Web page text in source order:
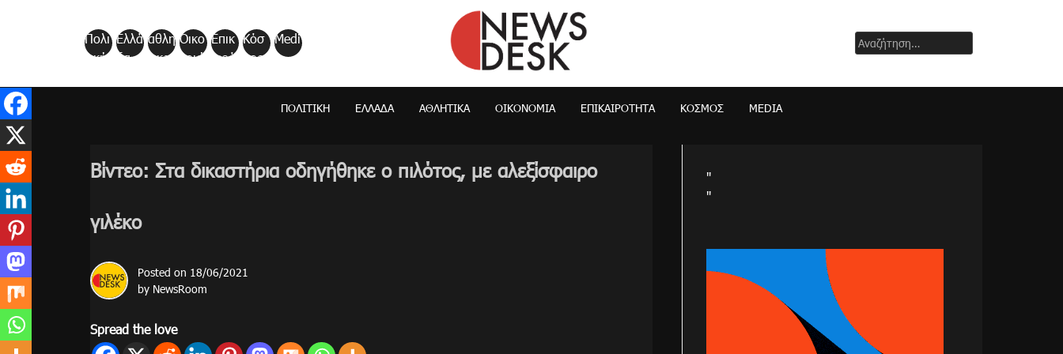
Πολι
τική
Ελλά
δα
αθλη
τικα
Οικο
νομί
Επικ
αιρό
Κόσ
μος
Medi
a
NewsDesk
Αναζήτηση
για:
ΠΟΛΙΤΙΚΉ ΕΛΛΆΔΑ ΑΘΛΗΤΙΚΑ ΟΙΚΟΝΟΜΊΑ ΕΠΙΚΑΙΡΌΤΗΤΑ ΚΌΣΜΟΣ MEDIA
Βίντεο: Στα δικαστήρια οδηγήθηκε ο πιλότος, με αλεξίσφαιρο
γιλέκο
Posted on 18/06/2021
by NewsRoom
Spread the love
"
"